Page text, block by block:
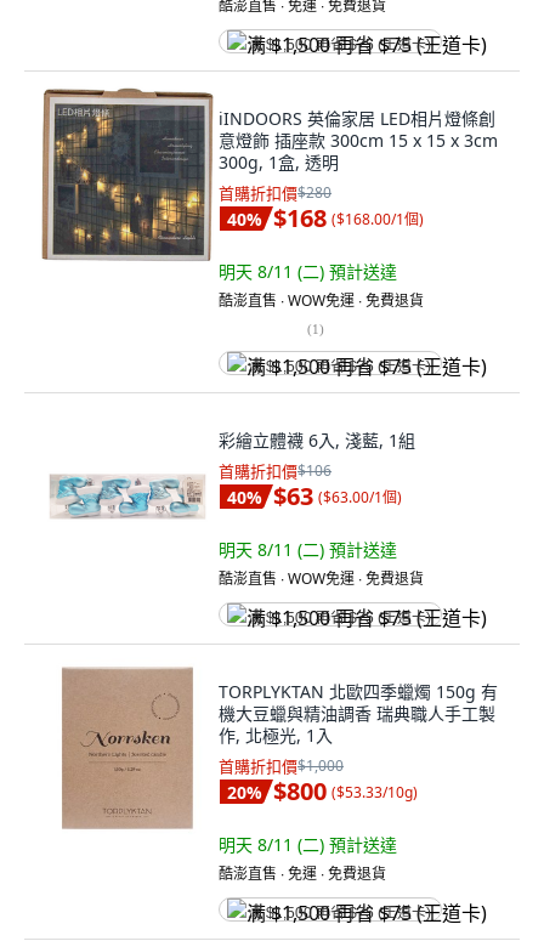
酷澎直售 ∙ 免運 ∙ 免費退貨
满 $1,500 再省 $75 (王道卡)
iINDOORS 英倫家居 LED相片燈條創
意燈飾 插座款 300cm 15 x 15 x 3cm
300g, 1盒, 透明
首購折扣價$280
40% $168 ($168.00/1個)
明天 8/11 (二) 預計送達
酷澎直售 ∙ WOW免運 ∙ 免費退貨
(1)
满 $1,500 再省 $75 (王道卡)
彩繪立體襪 6入, 淺藍, 1組
首購折扣價$106
40% $63 ($63.00/1個)
明天 8/11 (二) 預計送達
酷澎直售 ∙ WOW免運 ∙ 免費退貨
满 $1,500 再省 $75 (王道卡)
TORPLYKTAN 北歐四季蠟燭 150g 有
機大豆蠟與精油調香 瑞典職人手工製
作, 北極光, 1入
首購折扣價$1,000
20% $800 ($53.33/10g)
明天 8/11 (二) 預計送達
酷澎直售 ∙ 免運 ∙ 免費退貨
满 $1,500 再省 $75 (王道卡)